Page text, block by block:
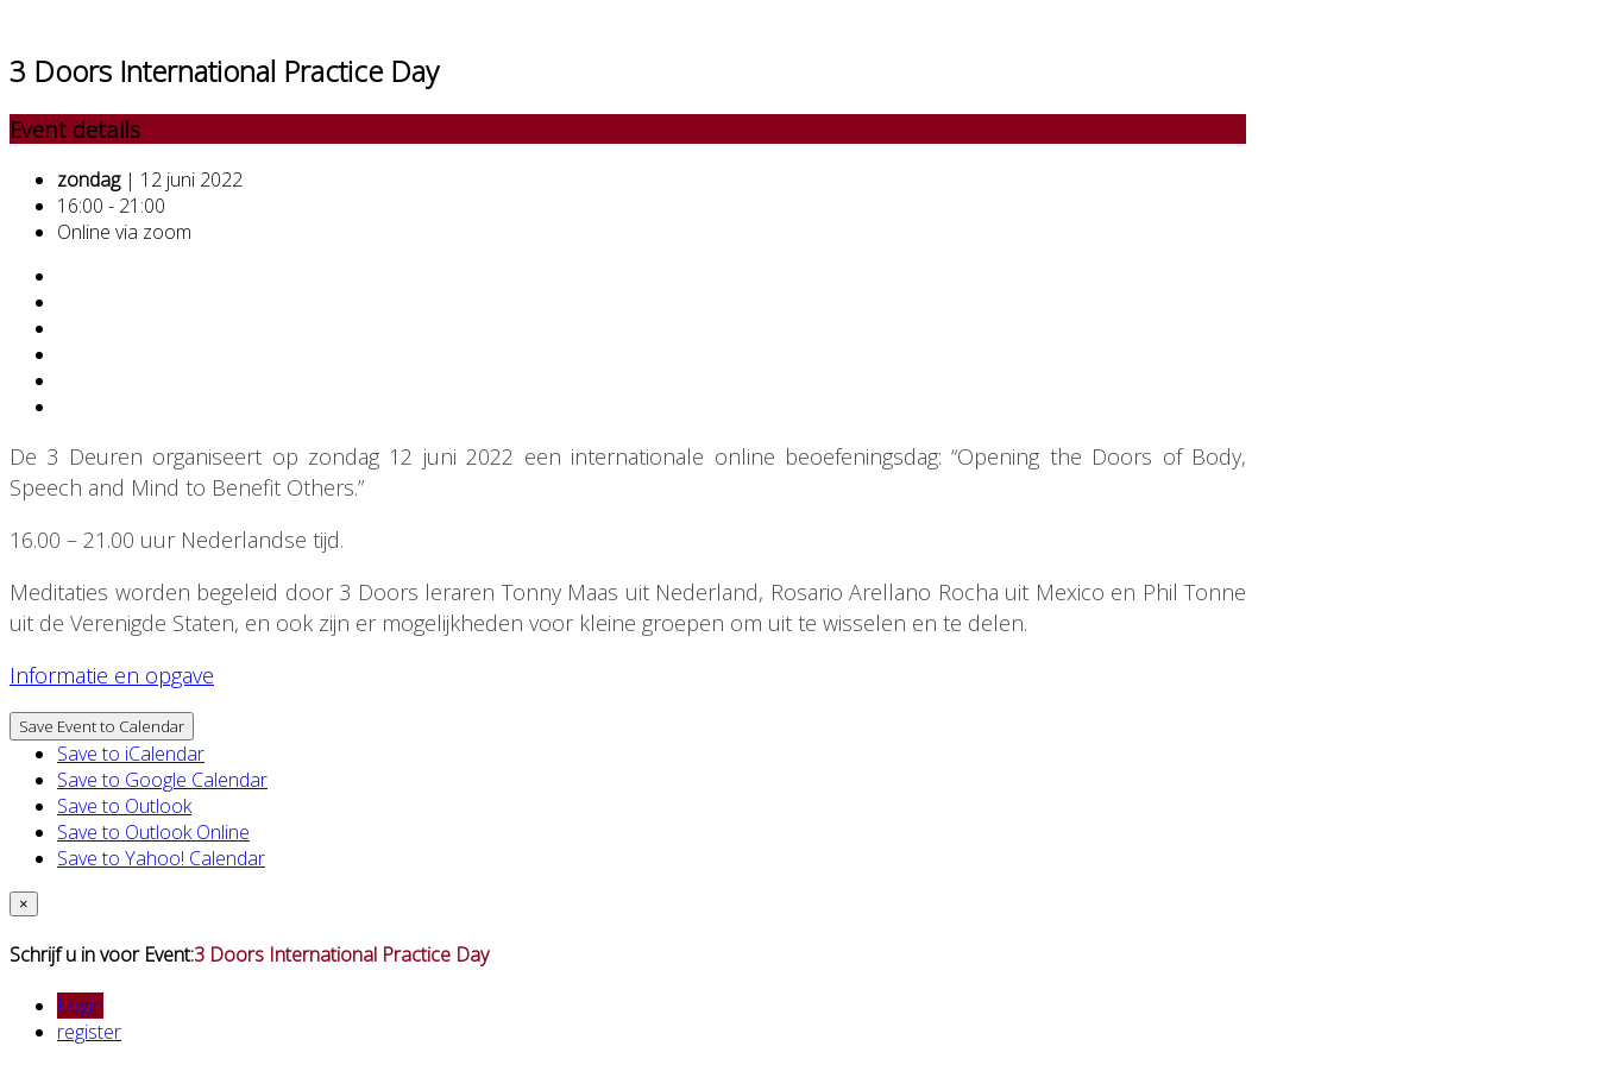
3 Doors International Practice Day
Event details
zondag| 12 juni 2022
16:00 - 21:00
Online via zoom
De 3 Deuren organiseert op zondag 12 juni 2022 een internationale online beoefeningsdag: “Opening the Doors of Body,
Speech and Mind to Benefit Others.”
16.00 – 21.00 uur Nederlandse tijd.
Meditaties worden begeleid door 3 Doors leraren Tonny Maas uit Nederland, Rosario Arellano Rocha uit Mexico en Phil Tonne
uit de Verenigde Staten, en ook zijn er mogelijkheden voor kleine groepen om uit te wisselen en te delen.
Informatie en opgave
Save Event to Calendar
Save to iCalendar
Save to Google Calendar
Save to Outlook
Save to Outlook Online
Save to Yahoo! Calendar
×
Schrijf u in voor Event:3 Doors International Practice Day
Login
register